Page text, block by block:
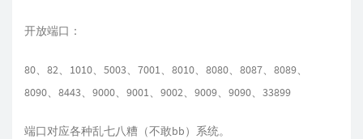
开放端口：
80、82、1010、5003、7001、8010、8080、8087、8089、
8090、8443、9000、9001、9002、9009、9090、33899
端口对应各种乱七八糟（不敢bb）系统。